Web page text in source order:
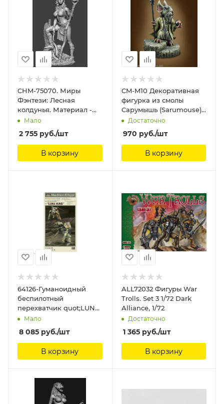
CHM-75070. Миры
Фэнтези: Лесная
колдунья. Материал -
смола. Chronos
Miniatures, 75 мм
Мало
2 755 руб./шт
В корзину
CM-M10 Декоративная
фигурка из смолы
Сарумышь (Sarumouse)
ScaleBro, 40 мм
Достаточно
970 руб./шт
В корзину
64126-Гуманоидный
беспилотный
перехватчик quot;LUNA
HUNDquot; (Limited
Edition) Hasegawa, 1/20
Мало
8 085 руб./шт
В корзину
ALL72032 Фигуры War
Trolls. Set 3 1/72 Dark
Alliance, 1/72
Достаточно
1 365руб./шт
В корзину